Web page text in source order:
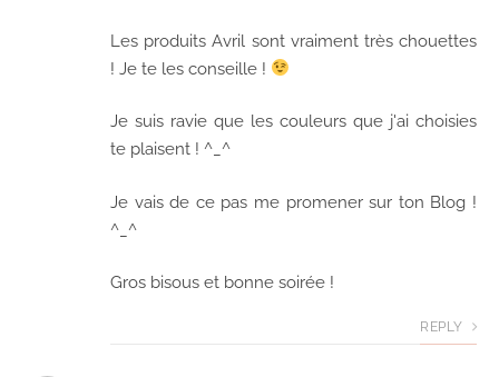
Les produits Avril sont vraiment très chouettes
! Je te les conseille !
Je suis ravie que les couleurs que j'ai choisies
te plaisent ! ^_^
Je vais de ce pas me promener sur ton Blog !
^_^
Gros bisous et bonne soirée !
REPLY